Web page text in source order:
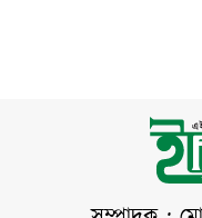
পোস্টে তিনি এ
বলেন, ১৬